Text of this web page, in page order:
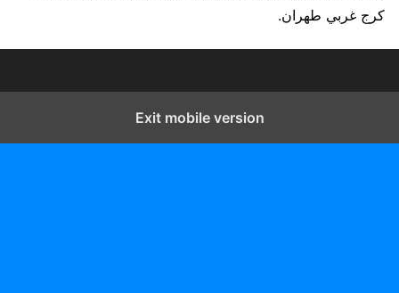
كرج غربي طهران.
Exit mobile version